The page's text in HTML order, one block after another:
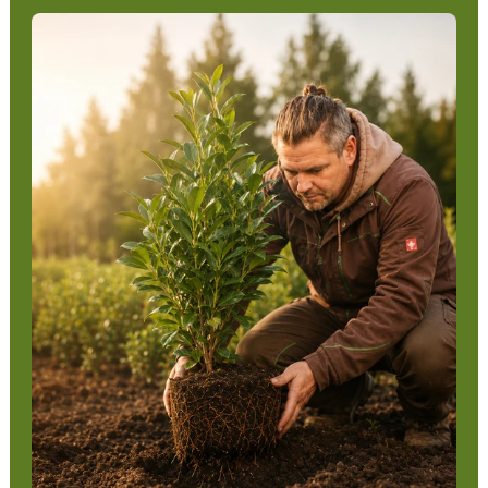
angepassten Schnitt. Die Auswahl der richtigen
Pflegemaßnahmen hängt von der spezifischen
Pflanzenart ab.
11. Unterschiedliche Heckenpflanzen und
Lieferformen
Die Vielfalt der Heckenpflanzen ist beeindruckend. Es
gibt immergrüne Arten wie den Eiben, wintergrüne
Arten wie den Liguster 'Atrovirens' und sommergrüne
Arten wie die Forsythie. Je nach gestalterischen
Vorlieben und klimatischen Bedingungen können
verschiedene Heckenpflanzen gewählt werden. In
Bezug auf Lieferformen sind Ballenware, Wurzelware
und Containertopf gängige Optionen, jede mit ihren
eigenen Vor- und Nachteilen.
12. Kaufanreiz: Die Vorzüge von Heckenpflanzen für
Ihren Garten
Investieren Sie in die zeitlose Schönheit und